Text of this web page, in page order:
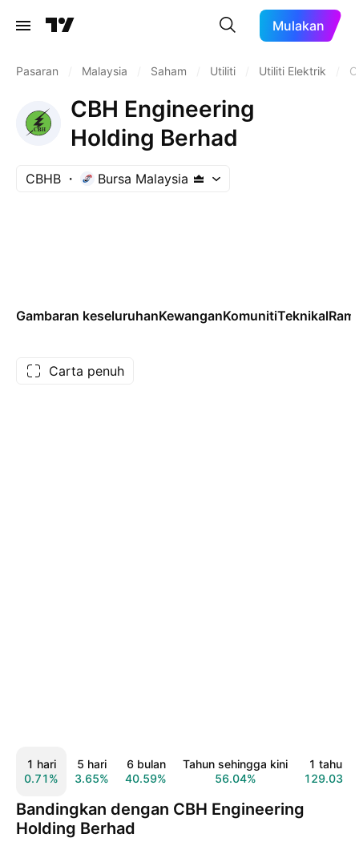
Mulakan
Pasaran Malaysia Saham Utiliti Utiliti Elektrik
CBH Engineering
Holding Berhad
CBHB Bursa Malaysia
Gambaran keseluruhanKewanganKomunitiTeknikal
Carta penuh
1 hari
0.71%
5 hari
3.65%
6 bulan
40.59%
Tahun sehingga kini
56.04%
1 tahun
129.03%
Bandingkan dengan CBH Engineering
Holding Berhad